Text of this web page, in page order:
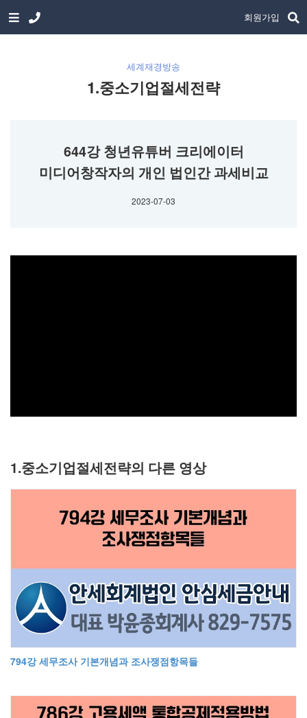
회원가입
세계재경방송
1.중소기업절세전략
644강 청년유튜버 크리에이터
미디어창작자의 개인 법인간 과세비교
2023-07-03
1.중소기업절세전략의 다른 영상
794강 세무조사 기본개념과 조사쟁점항목들